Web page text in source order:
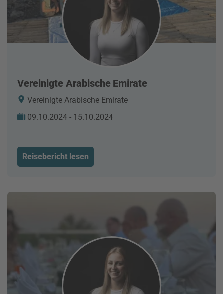
Vereinigte Arabische Emirate
Vereinigte Arabische Emirate
09.10.2024 - 15.10.2024
Reisebericht lesen